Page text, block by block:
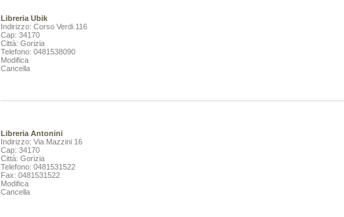
Libreria Ubik
Indirizzo: Corso Verdi 116
Cap: 34170
Città: Gorizia
Telefono: 0481538090
Modifica
Cancella
Libreria Antonini
Indirizzo: Via Mazzini 16
Cap: 34170
Città: Gorizia
Telefono: 0481531522
Fax: 0481531522
Modifica
Cancella